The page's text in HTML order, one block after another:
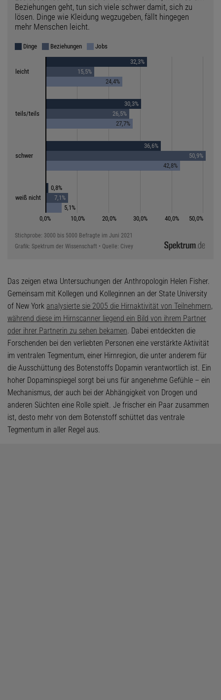
Das zeigen etwa Untersuchungen der Anthropologin Helen Fisher.
Gemeinsam mit Kollegen und Kolleginnen an der State University
of New York analysierte sie 2005 die Hirnaktivität von Teilnehmern,
während diese im Hirnscanner liegend ein Bild von ihrem Partner
oder ihrer Partnerin zu sehen bekamen. Dabei entdeckten die
Forschenden bei den verliebten Personen eine verstärkte Aktivität
im ventralen Tegmentum, einer Hirnregion, die unter anderem für
die Ausschüttung des Botenstoffs Dopamin verantwortlich ist. Ein
hoher Dopaminspiegel sorgt bei uns für angenehme Gefühle – ein
Mechanismus, der auch bei der Abhängigkeit von Drogen und
anderen Süchten eine Rolle spielt. Je frischer ein Paar zusammen
ist, desto mehr von dem Botenstoff schüttet das ventrale
Tegmentum in aller Regel aus.